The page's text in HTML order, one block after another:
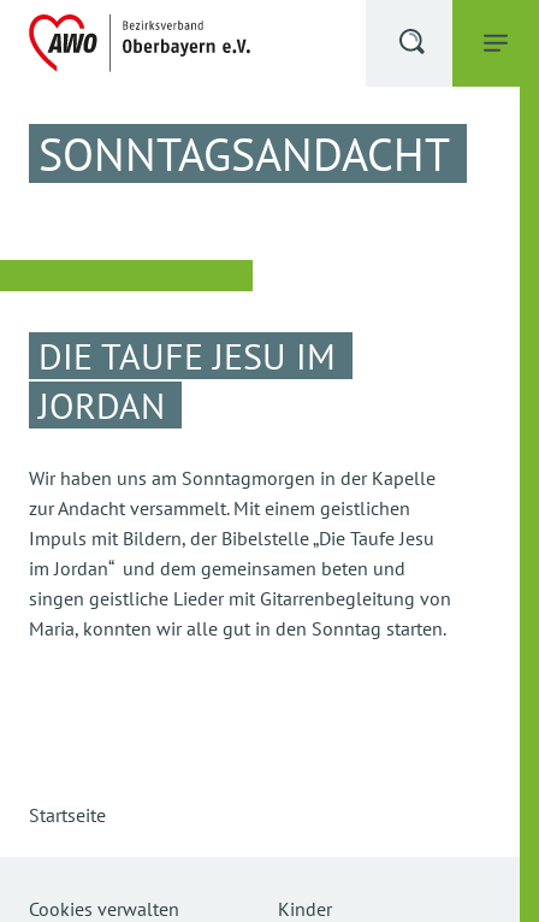
SONNTAGSANDACHT
DIE TAUFE JESU IM
JORDAN
Wir haben uns am Sonntagmorgen in der Kapelle
zur Andacht versammelt. Mit einem geistlichen
Impuls mit Bildern, der Bibelstelle „Die Taufe Jesu
im Jordan“ und dem gemeinsamen beten und
singen geistliche Lieder mit Gitarrenbegleitung von
Maria, konnten wir alle gut in den Sonntag starten.
Startseite
Cookies verwalten Kinder